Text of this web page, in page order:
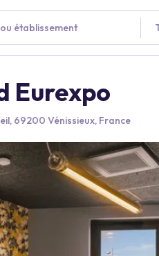
établissement
Eurexpo
69200 Vénissieux, France